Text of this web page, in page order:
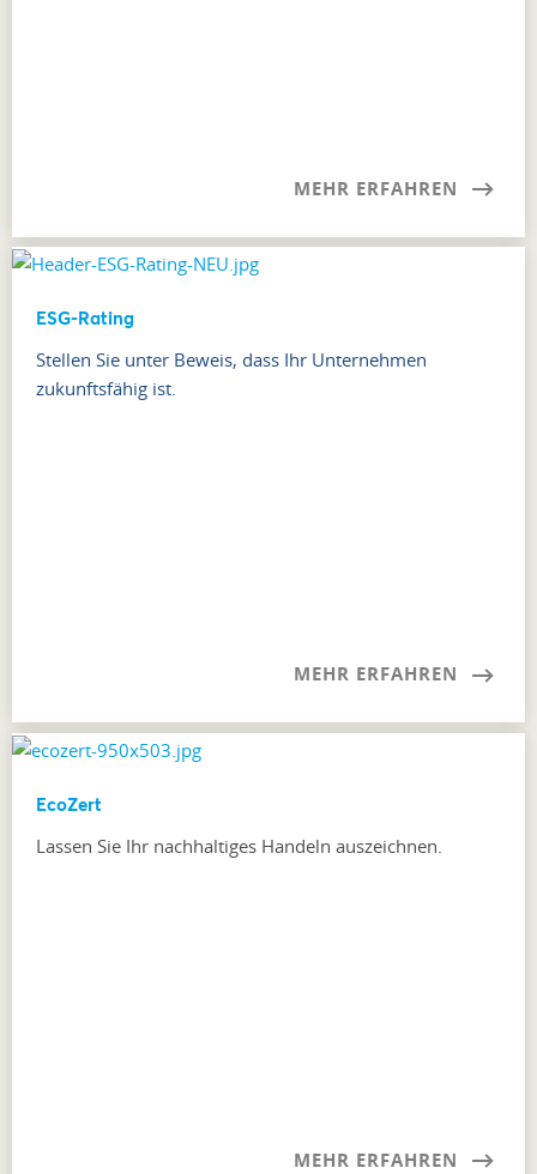
MEHR ERFAHREN
ESG-Rating
Stellen Sie unter Beweis, dass Ihr Unternehmen
zukunftsfähig ist.
MEHR ERFAHREN
EcoZert
Lassen Sie Ihr nachhaltiges Handeln auszeichnen.
MEHR ERFAHREN